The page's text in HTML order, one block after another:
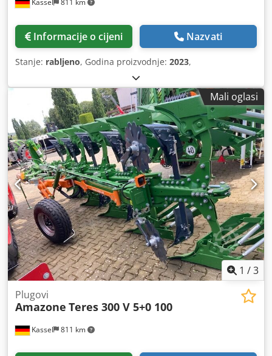
Kassel 811 km
Informacije o cijeni Nazvati
Stanje: rabljeno, Godina proizvodnje: 2023,
Mali oglasi
1 /3
Kassel 811 km
Plugovi
Amazone Teres 300 V 5+0 100